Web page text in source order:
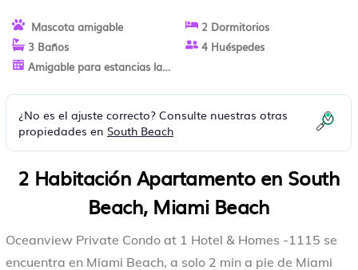
Mascota amigable
2 Dormitorios
3 Baños
4 Huéspedes
Amigable para estancias largas
¿No es el ajuste correcto? Consulte nuestras otras
propiedades en South Beach
2 Habitación Apartamento en South
Beach, Miami Beach
Oceanview Private Condo at 1 Hotel & Homes -1115 se
encuentra en Miami Beach, a solo 2 min a pie de Miami